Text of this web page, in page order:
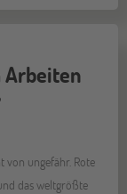
Arbeiten
ungefähr. Rote
das weltgrößte